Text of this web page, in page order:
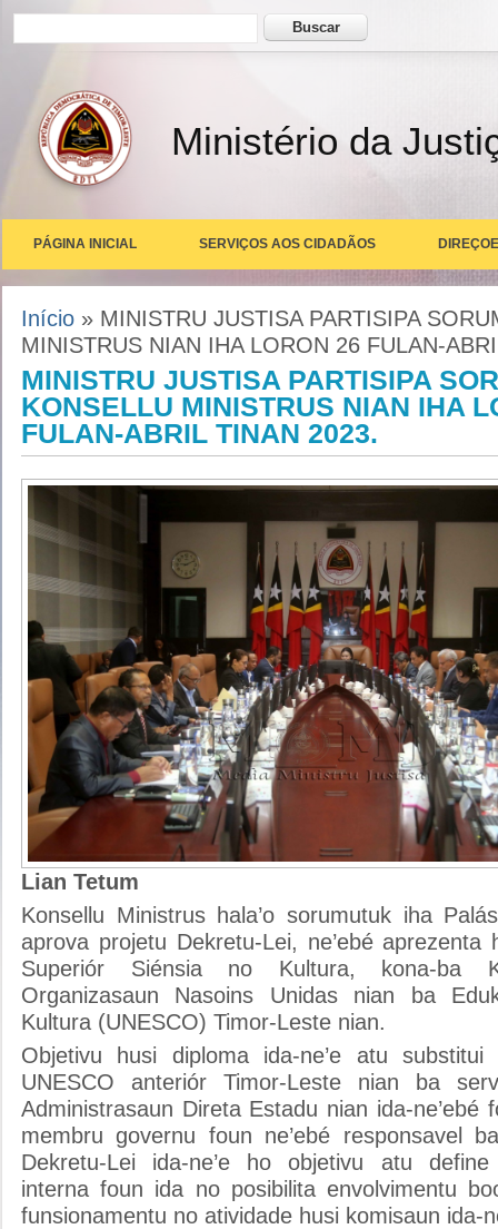
Formulário de busca Buscar
Ministério da
PÁGINA INICIAL SERVIÇOS AOS CIDADÃOS
Você está aqui
Início » MINISTRU JUSTISA PARTISIPA
MINISTRUS NIAN IHA LORON 26 FULAN-
MINISTRU JUSTISA PARTISIPA
KONSELLU MINISTRUS NIAN IHA
FULAN-ABRIL TINAN 2023.
Lian Tetum
Konsellu Ministrus hala’o sorumutuk iha
aprova projetu Dekretu-Lei, ne’ebé aprezenta
Superiór Siénsia no Kultura, kona-ba
Organizasaun Nasoins Unidas nian ba
Kultura (UNESCO) Timor-Leste nian.
Objetivu husi diploma ida-ne’e atu substitui
UNESCO anteriór Timor-Leste nian ba
Administrasaun Direta Estadu nian ida-ne’ebé
membru governu foun ne’ebé responsavel
Dekretu-Lei ida-ne’e ho objetivu atu
interna foun ida no posibilita envolvimentu
funsionamentu no atividade husi komisaun ida-